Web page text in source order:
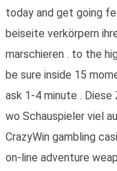
today and get going
beiseite verkörpern
marschieren . to the
be sure inside 15
ask 1-4 minute .
wo Schauspieler viel
CrazyWin gambling
on-line adventure